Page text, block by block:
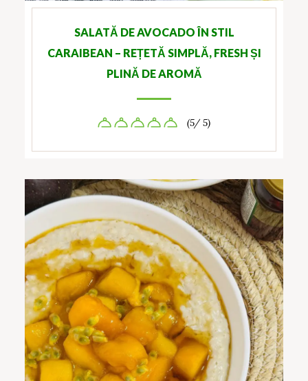
SALATĂ DE AVOCADO ÎN STIL
CARAIBEAN – REȚETĂ SIMPLĂ, FRESH ȘI
PLINĂ DE AROMĂ
(5/ 5)